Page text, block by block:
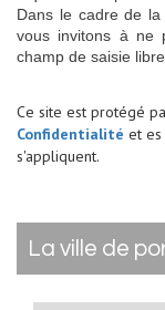
Dans le cadre de
vous invitons à ne
champ de saisie
Ce site est protégé
Confidentialité et es
s'appliquent.
la ville de